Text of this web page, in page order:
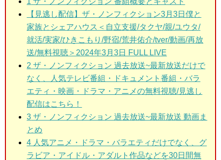
【見逃し配信】ザ・ノンフィクション3月3日僕と
家族とシェアハウス＜自立支援/タクヤ/親/ユウタ/
就活/実家/ひきこもり/野宿/荒井佑介/tver/動画/再放
送/無料視聴＞2024年3月3日 FULL LIVE
2 ザ・ノンフィクション 過去放送~最新放送だけで
なく、人気テレビ番組・ドキュメント番組・バラ
エティ・映画・ドラマ・アニメの無料視聴/見逃し
配信はこちら！
3 ザ・ノンフィクション 過去放送~最新放送 動画ま
とめ
4 人気アニメ・ドラマ・バラエティだけでなく、グ
ラビア・アイドル・アダルト作品などを30日間無